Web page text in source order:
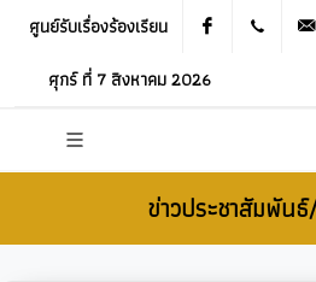
ศูนย์รับเรื่องร้องเรียน Facebook
ศุกร์ ที่ 7 สิงหาคม 2026
ข่าวประชาสัมพัน